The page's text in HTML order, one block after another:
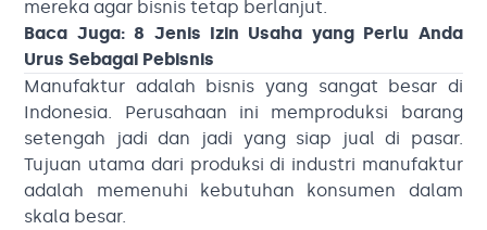
mereka agar bisnis tetap berlanjut.
Baca Juga:8 Jenis Izin Usaha yang Perlu Anda
Urus Sebagai Pebisnis
Manufaktur adalah bisnis yang sangat besar di
Indonesia. Perusahaan ini memproduksi barang
setengah jadi dan jadi yang siap jual di pasar.
Tujuan utama dari produksi di industri manufaktur
adalah memenuhi kebutuhan konsumen dalam
skala besar.